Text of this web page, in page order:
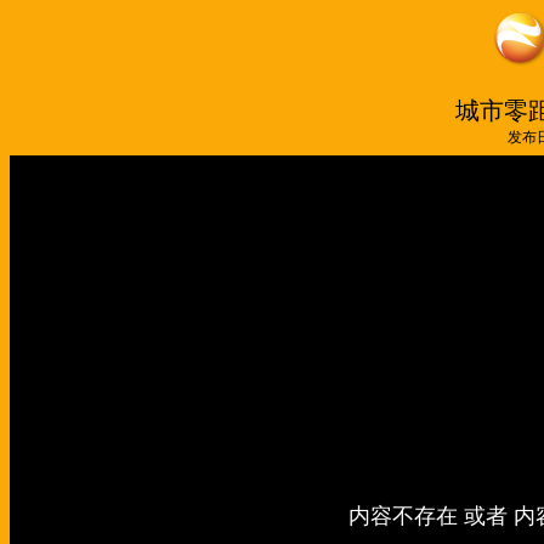
城市零
发布